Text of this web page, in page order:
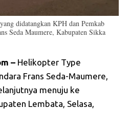
didatangkan KPH dan Pemkab
Seda Maumere, Kabupaten Sikka
– Helikopter Type
Frans Seda-Maumere,
menuju ke
Lembata, Selasa,